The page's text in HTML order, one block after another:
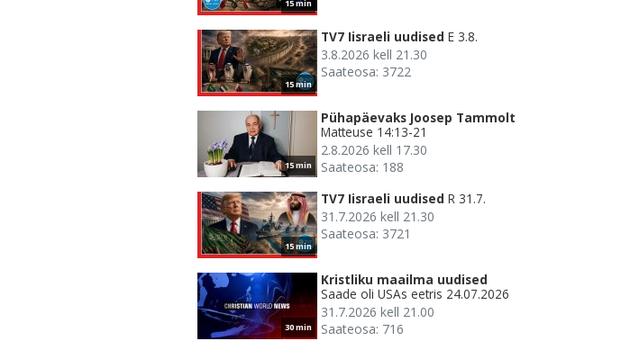
15 min
15 min
TV7 Iisraeli uudised E 3.8.
3.8.2026 kell 21.30
Saateosa: 3722
15 min
Pühapäevaks Joosep Tammolt
Matteuse 14:13-21
2.8.2026 kell 17.30
Saateosa: 188
15 min
TV7 Iisraeli uudised R 31.7.
31.7.2026 kell 21.30
Saateosa: 3721
30 min
Kristliku maailma uudised
Saade oli USAs eetris 24.07.2026
31.7.2026 kell 21.00
Saateosa: 716